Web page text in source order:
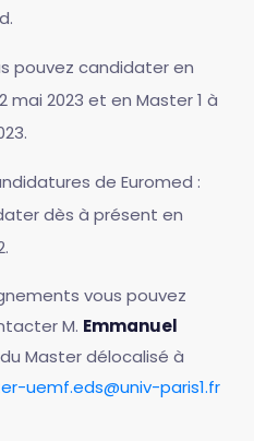
pouvez candidater en
mai 2023 et en Master 1 à
de Euromed :
dès à présent en
vous pouvez
M. Emmanuel
Master délocalisé à
uemf.eds@univ-paris1.fr